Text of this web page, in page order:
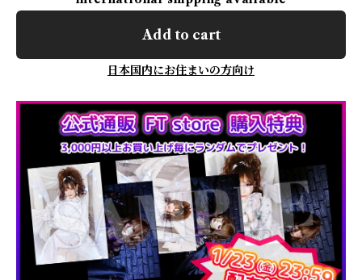
Add to cart
日本国内にお住まいの方向け